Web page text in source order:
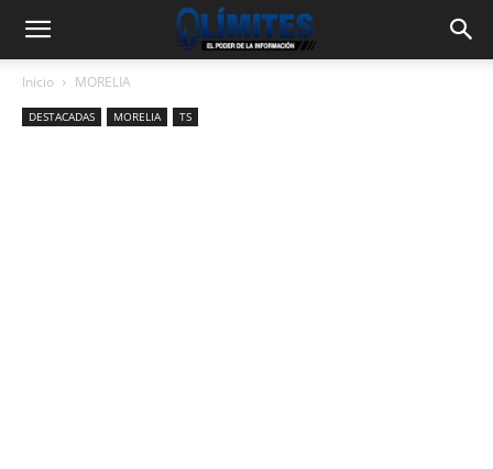
Inicio MORELIA
DESTACADAS MORELIA TS